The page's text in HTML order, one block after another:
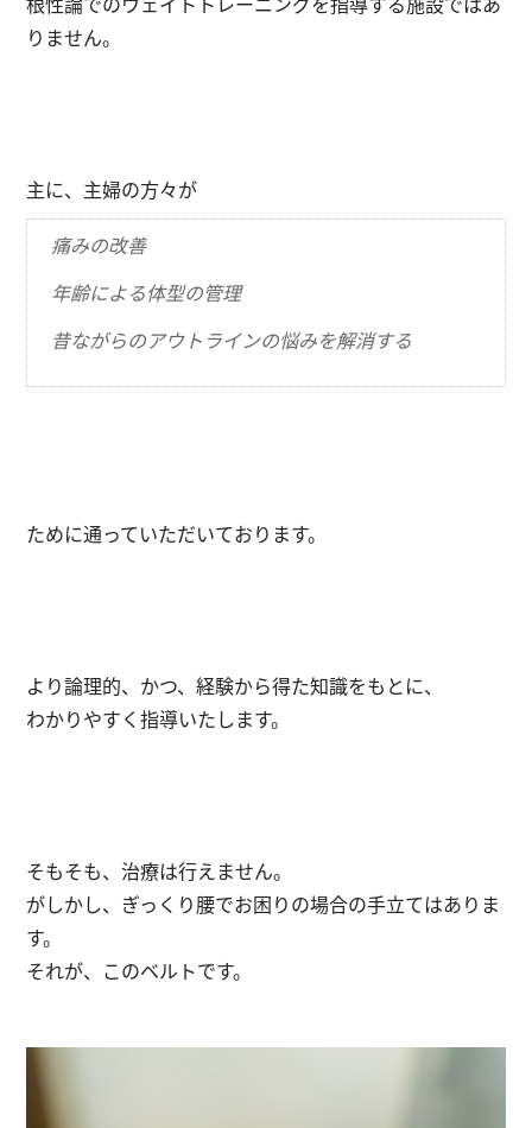
根性論でのウェイトトレーニングを指導する施設ではあ
りません。
主に、主婦の方々が
痛みの改善
年齢による体型の管理
昔ながらのアウトラインの悩みを解消する
ために通っていただいております。
より論理的、かつ、経験から得た知識をもとに、
わかりやすく指導いたします。
そもそも、治療は行えません。
がしかし、ぎっくり腰でお困りの場合の手立てはありま
す。
それが、このベルトです。